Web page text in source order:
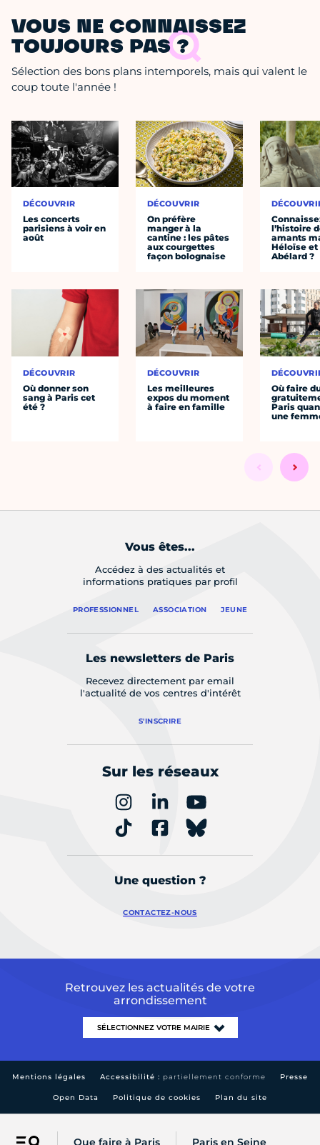
Que faire à Paris Paris en Seine
VOUS NE CONNAISSEZ
TOUJOURS PAS ?
Sélection des bons plans intemporels, mais qui valent le
coup toute l'année !
DÉCOUVRIR
Les concerts
parisiens à voir en
août
DÉCOUVRIR
Où donner son
sang à Paris cet
été ?
DÉCOUVRIR
On préfère
manger à la
cantine : les pâtes
aux courgettes
façon bolognaise
DÉCOUVRIR
Les meilleures
expos du moment
à faire en famille
l’histoire
amants
Héloïse et
Abélard ?
Où faire
Paris
une
Vous êtes...
Accédez à des actualités et
informations pratiques par profil
PROFESSIONNEL ASSOCIATION JEUNE
Les newsletters de Paris
Recevez directement par email
l'actualité de vos centres d'intérêt
S'INSCRIRE
Sur les réseaux
Une question ?
CONTACTEZ-NOUS
Retrouvez les actualités de votre
arrondissement
Mentions légales Accessibilité : partiellement conforme Presse
Open Data Politique de cookies Plan du site